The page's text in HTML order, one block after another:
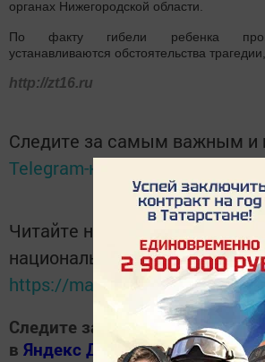
органах Нижегородской области.
По факту гибели ребенка
устанавливаются обстоятельства
http://zt16.ru
Следите за самым важным и
Telegram-канале
Читайте новости Татарстана в
национальном мессенджере
https://max.ru/tatmedia
Следите за самым важным и
в Яндекс ДзениТелеграм